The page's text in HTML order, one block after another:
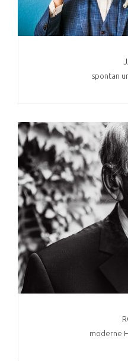
spontan
moderne